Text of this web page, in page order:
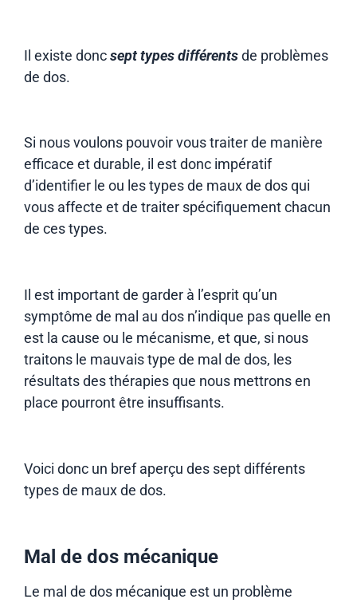
Il existe doncsept types différentsde problèmes
de dos.
Si nous voulons pouvoir vous traiter de manière
efficace et durable, il est donc impératif
d’identifier le ou les types de maux de dos qui
vous affecte et de traiter spécifiquement chacun
de ces types.
Il est important de garder à l’esprit qu’un
symptôme de mal au dos n’indique pas quelle en
est la cause ou le mécanisme, et que, si nous
traitons le mauvais type de mal de dos, les
résultats des thérapies que nous mettrons en
place pourront être insuffisants.
Voici donc un bref aperçu des sept différents
types de maux de dos.
Mal de dos mécanique
Le mal de dos mécanique est un problème